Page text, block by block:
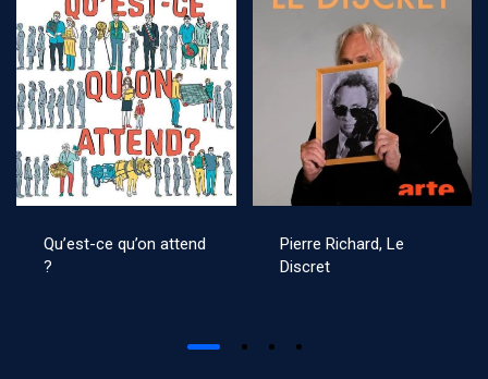
Qu’est-ce qu’on attend
?
Pierre Richard, Le
Discret